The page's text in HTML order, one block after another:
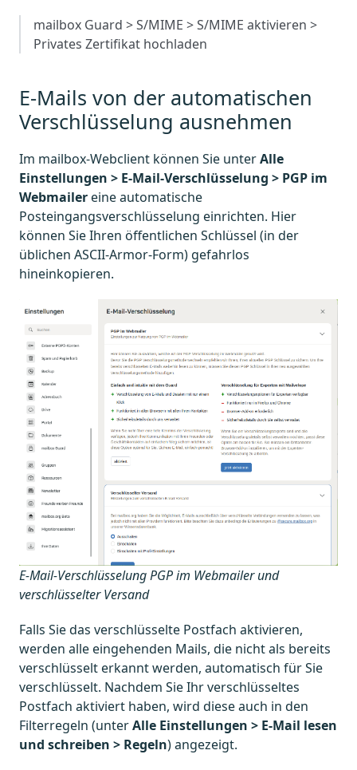
mailbox Guard > S/MIME > S/MIME aktivieren >
Privates Zertifikat hochladen
E-Mails von der automatischen
Verschlüsselung ausnehmen
Im mailbox-Webclient können Sie unterAlle
Einstellungen > E-Mail-Verschlüsselung > PGP im
Webmailereine automatische
Posteingangsverschlüsselung einrichten. Hier
können Sie Ihren öffentlichen Schlüssel (in der
üblichen ASCII-Armor-Form) gefahrlos
hineinkopieren.
E-Mail-Verschlüsselung PGP im Webmailer und
verschlüsselter Versand
Falls Sie das verschlüsselte Postfach aktivieren,
werden alle eingehenden Mails, die nicht als bereits
verschlüsselt erkannt werden, automatisch für Sie
verschlüsselt. Nachdem Sie Ihr verschlüsseltes
Postfach aktiviert haben, wird diese auch in den
Filterregeln (unterAlle Einstellungen > E-Mail lesen
und schreiben > Regeln) angezeigt.